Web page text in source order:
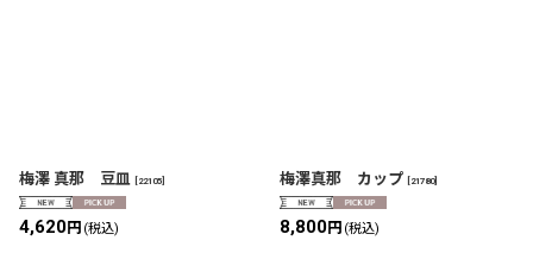
梅澤 真那 豆皿 22105
4,620円 (税込)
梅澤真那 カップ 21780]
8,800円 (税込)